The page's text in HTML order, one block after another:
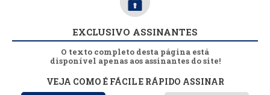
EXCLUSIVO ASSINANTES
O texto completo desta página está
disponível apenas aos assinantes do site!
VEJA COMO É FÁCIL E RÁPIDO ASSINAR